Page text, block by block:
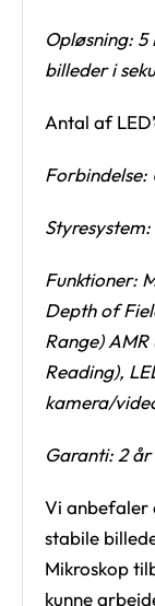
Opløsning: 5
billeder i
Antal af
Forbindelse:
Funktioner:
Depth of
Range)
Reading),
kamera/
Garanti: 2 år
Vi anbefaler
stabile
Mikroskop
kunne